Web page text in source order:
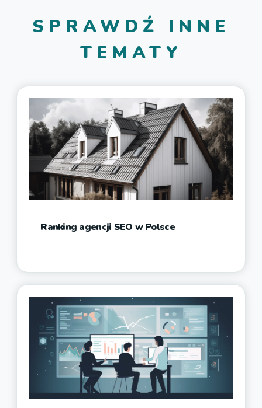
SPRAWDŹ INNE
TEMATY
Ranking agencji SEO w Polsce